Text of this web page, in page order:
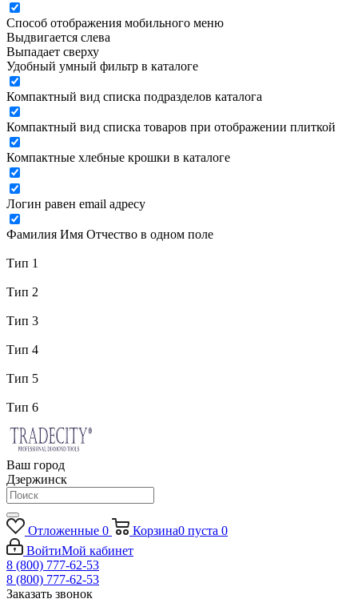
Способ отображения мобильного меню
Выдвигается слева
Выпадает сверху
Удобный умный фильтр в каталоге
Компактный вид списка подразделов каталога
Компактный вид списка товаров при отображении плиткой
Компактные хлебные крошки в каталоге
Логин равен email адресу
Фамилия Имя Отчество в одном поле
Тип 1
Тип 2
Тип 3
Тип 4
Тип 5
Тип 6
Ваш город
Дзержинск
Отложенные 0 Корзина0 пуста 0
ВойтиМой кабинет
8 (800) 777-62-53
8 (800) 777-62-53
Заказать звонок